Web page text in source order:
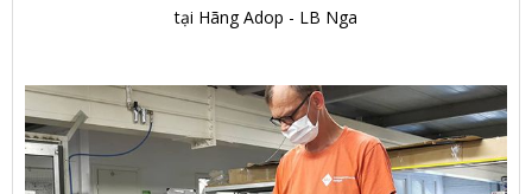
tại Hãng Adop - LB Nga